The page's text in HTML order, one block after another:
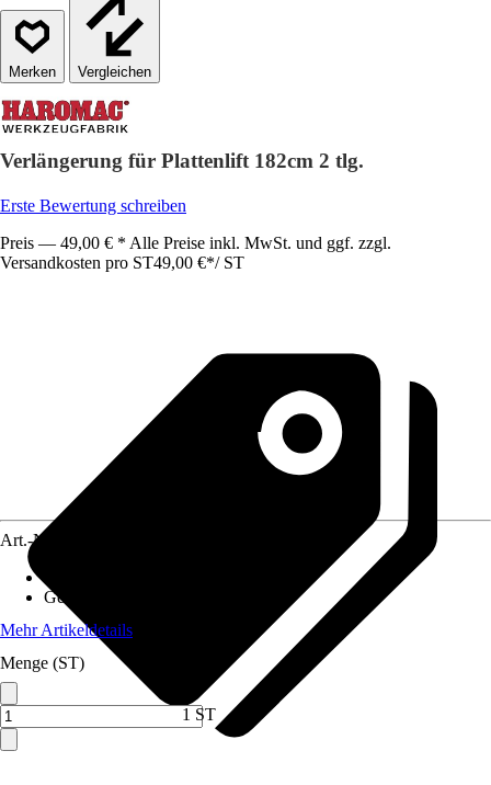
Vergleichen
Verlängerung für Plattenlift 182cm 2 tlg.
Erste Bewertung schreiben
Preis — 49,00 € * Alle Preise inkl. MwSt. und ggf. zzgl.
Versandkosten pro ST49,00 €*/ ST
Art.-Nr.
Geeignet für
Mehr Artikeldetails
Menge (ST)
1 ST